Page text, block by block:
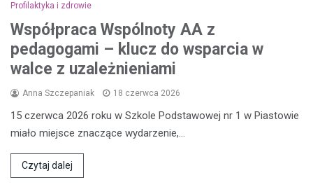
Profilaktyka i zdrowie
Współpraca Wspólnoty AA z
pedagogami – klucz do wsparcia w
walce z uzależnieniami
Anna Szczepaniak 18 czerwca 2026
15 czerwca 2026 roku w Szkole Podstawowej nr 1 w Piastowie
miało miejsce znaczące wydarzenie,…
Czytaj dalej